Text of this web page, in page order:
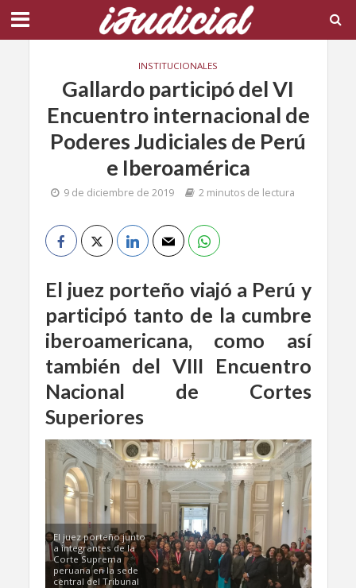
INSTITUCIONALES
Gallardo participó del VI
Encuentro internacional de
Poderes Judiciales de Perú
e Iberoamérica
9 de diciembre de 2019 2 minutos de lectura
El juez porteño viajó a Perú y
participó tanto de la cumbre
iberoamericana, como así
también del VIII Encuentro
Nacional de Cortes
Superiores
El juez porteño junto
a integrantes de la
Corte Suprema
peruana en la sede
central del Tribunal